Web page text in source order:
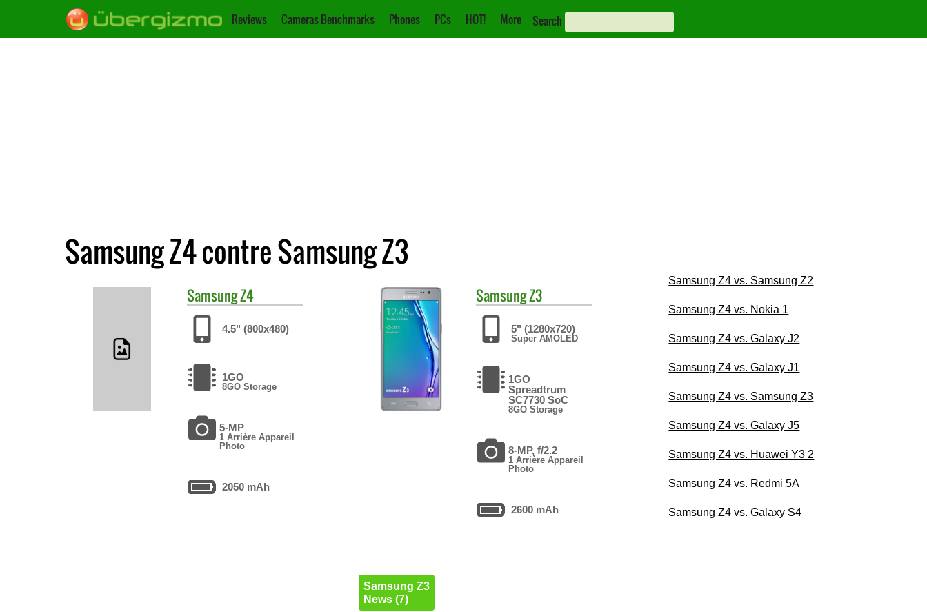
Reviews Cameras Benchmarks Phones PCs HOT! More Search
Samsung Z4 contre Samsung Z3
SamsungZ4
4.5" (800x480)
1GO
8GO Storage
5-MP
1 Arrière Appareil
Photo
2050 mAh
SamsungZ3
5" (1280x720)
Super AMOLED
1GO
Spreadtrum
SC7730 SoC
8GO Storage
8-MP, f/2.2
1 Arrière Appareil
Photo
2600 mAh
Samsung Z3
News (7)
Samsung Z4 vs. Samsung Z2
Samsung Z4 vs. Nokia 1
Samsung Z4 vs. Galaxy J2
Samsung Z4 vs. Galaxy J1
Samsung Z4 vs. Samsung Z3
Samsung Z4 vs. Galaxy J5
Samsung Z4 vs. Huawei Y3 2
Samsung Z4 vs. Redmi 5A
Samsung Z4 vs. Galaxy S4